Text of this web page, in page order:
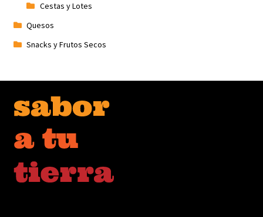
Cestas y Lotes
Quesos
Snacks y Frutos Secos